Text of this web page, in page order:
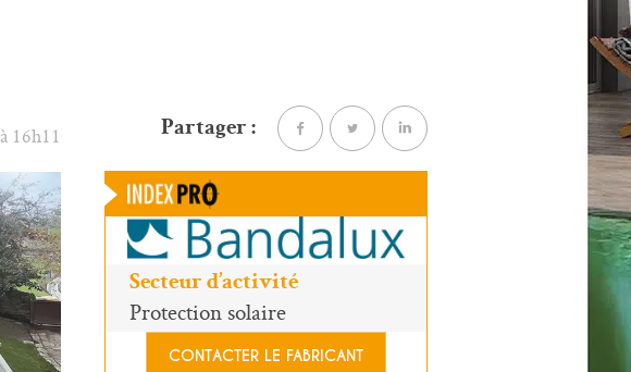
16h11 Partager :
Secteur d’activité
Protection solaire
CONTACTER LE FABRICANT